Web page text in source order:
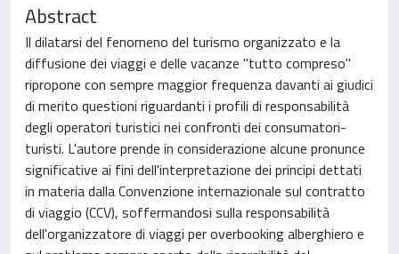
Abstract
Il dilatarsi del fenomeno del turismo organizzato e la
diffusione dei viaggi e delle vacanze "tutto compreso"
ripropone con sempre maggior frequenza davanti ai giudici
di merito questioni riguardanti i profili di responsabilità
degli operatori turistici nei confronti dei consumatori-
turisti. L'autore prende in considerazione alcune pronunce
significative ai fini dell'interpretazione dei principi dettati
in materia dalla Convenzione internazionale sul contratto
di viaggio (CCV), soffermandosi sulla responsabilità
dell'organizzatore di viaggi per overbooking alberghiero e